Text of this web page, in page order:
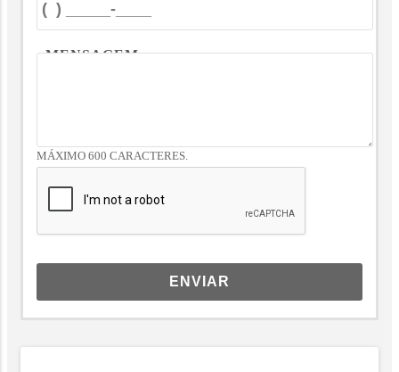
MENSAGEM
MÁXIMO 600 CARACTERES.
ENVIAR